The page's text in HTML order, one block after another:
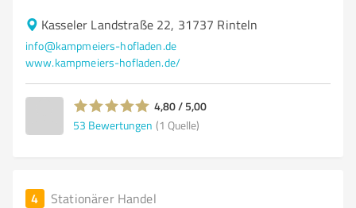
Kasseler Landstraße 22, 31737 Rinteln
info@kampmeiers-hofladen.de
www.kampmeiers-hofladen.de/
4,80 / 5,00
53 Bewertungen (1 Quelle)
4 Stationärer Handel